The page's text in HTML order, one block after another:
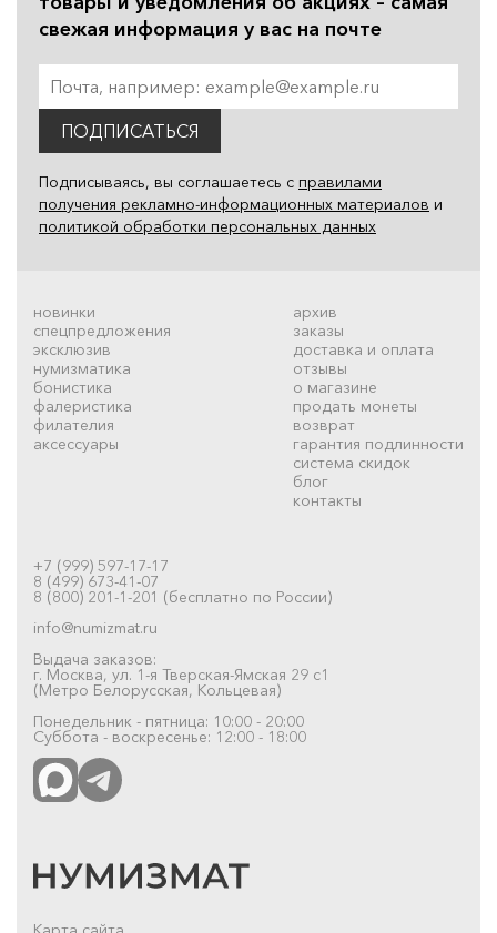
свежая информация у вас на почте
ПОДПИСАТЬСЯ
Подписываясь, вы соглашаетесь с правилами
получения рекламно-информационных материалов и
политикой обработки персональных данных
новинки
спецпредложения
эксклюзив
нумизматика
бонистика
фалеристика
филателия
аксессуары
архив
заказы
доставка и оплата
отзывы
о магазине
продать монеты
возврат
гарантия подлинности
система скидок
блог
контакты
+7 (999) 597-17-17
8 (499) 673-41-07
8 (800) 201-1-201 (бесплатно по России)
info@numizmat.ru
Выдача заказов:
г. Москва, ул. 1-я Тверская-Ямская 29 с1
(Метро Белорусская, Кольцевая)
Понедельник - пятница: 10:00 - 20:00
Суббота - воскресенье: 12:00 - 18:00